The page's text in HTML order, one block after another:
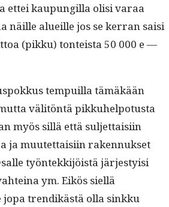
ettei kaupungilla olisi varaa
näille alueille jos se ker­ran saisi
(pikku) ton­teista 50 000 e —
tem­puil­la tämäkään
väl­itön­tä pikkuhelpo­tus­ta
myös sil­lä että sul­jet­taisi­in
ja muutet­taisi­in raken­nuk­set
työn­tekki­jöistä järjesty­isi
ym. Eikös siel­lä
jopa trendikästä olla sinkku